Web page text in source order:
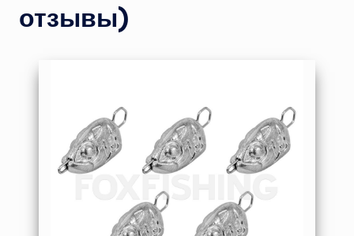
отзывы)